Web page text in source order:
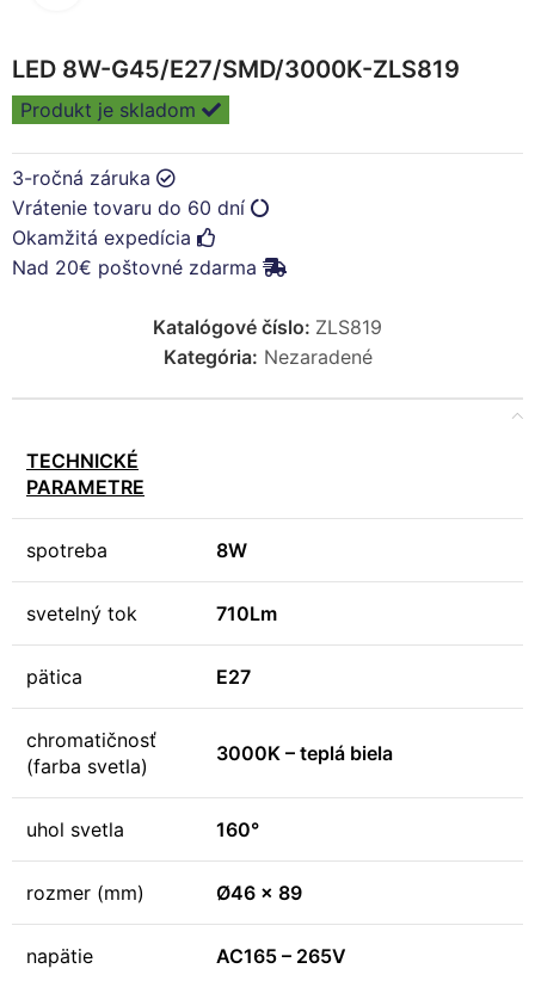
LED 8W-G45/E27/SMD/3000K-ZLS819
Produkt je skladom
3-ročná záruka
Vrátenie tovaru do 60 dní
Okamžitá expedícia
Nad 20€ poštovné zdarma
Katalógové číslo: ZLS819
Kategória: Nezaradené
TECHNICKÉ
PARAMETRE
spotreba 8W
svetelný tok 710Lm
pätica E27
chromatičnosť
(farba svetla)
3000K – teplá biela
uhol svetla 160°
rozmer (mm) Ø46 x 89
napätie AC165 – 265V